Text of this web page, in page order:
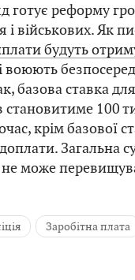
готує реформу
і військових. Як
будуть
воюють
базова ставка
100
крім базової
Загальна
не може
Заробітна плата